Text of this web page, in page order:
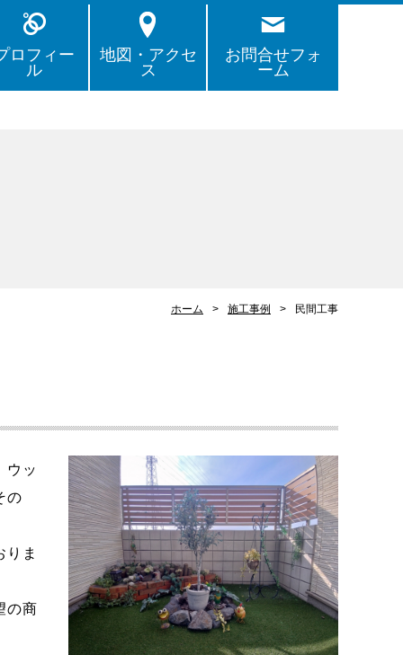
ロフィー
ル
地図・アクセ
ス
お問合せフォ
ーム
ホーム 施工事例 民間工事
ウッ
の
ま
の商